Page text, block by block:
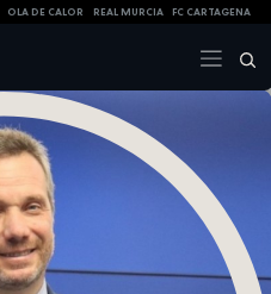
OLA DE CALOR REAL MURCIA FC CARTAGENA